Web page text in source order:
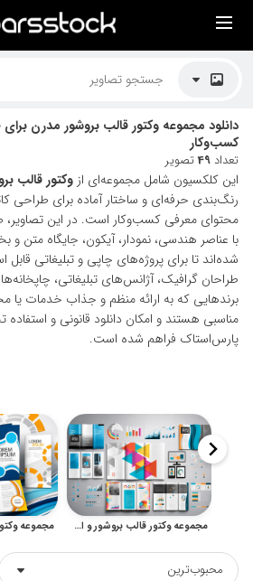
دانلود مجموعه وکتور قالب بروشور مدرن
کسب‌وکار
تعداد 49تصویر
این کلکسیون شامل مجموعه‌ای از وکتور قالب
رنگ‌بندی حرفه‌ای و ساختار آماده برای طراحی
محتوای معرفی کسب‌وکار است. در این
با عناصر هندسی، نمودار، آیکون، جایگاه
شده‌اند تا برای پروژه‌های چاپی و تبلیغاتی قابل
طراحان گرافیک، آژانس‌های تبلیغاتی،
برندهایی که به ارائه منظم و جذاب خدمات یا
مناسبی هستند و امکان دانلود قانونی و
پارس‌استاک فراهم شده است.
مجموعه وکتور قالب بروشور و اینفوگرافیک برای طراحی شرکتی
محبوب‌ترین
لیست قیمت ها
موضوعات تصاویر
دکوراسیون و فضاها
هنرمندان ایرانی
کسب درآمد از فروش تصاویر
021 28428845
تماس با ما
بلاگ پارس استاک